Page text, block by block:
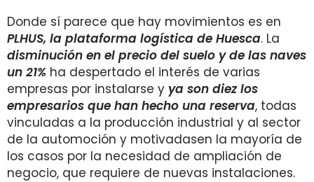
Donde sí parece que hay movimientos es en
PLHUS, la plataforma logística de Huesca. La
disminución en el precio del suelo y de las naves
un 21% ha despertado el interés de varias
empresas por instalarse y ya son diez los
empresarios que han hecho una reserva, todas
vinculadas a la producción industrial y al sector
de la automoción y motivadasen la mayoría de
los casos por la necesidad de ampliación de
negocio, que requiere de nuevas instalaciones.